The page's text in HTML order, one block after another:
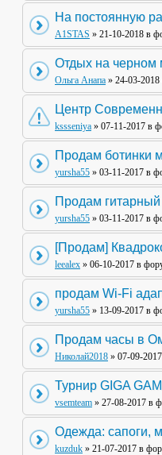
На постоянную
A1STAS » 21-10-2018 в
Отдых на черном
Ольга Анапа » 24-03-
Центр
kssseniya » 07-11-2017 в
Продам ботинки
yursha55 » 03-11-2017 в
Продам
yursha55 » 03-11-2017 в
[Продам]
leealex » 06-10-2017 в
продам Wi-Fi
yursha55 » 13-09-2017 в
Продам часы в
Николай2018 » 07-09-
Турнир GIGA
vsemteam » 27-08-2017 в
Одежда: сапоги,
kuzduk » 21-07-2017 в